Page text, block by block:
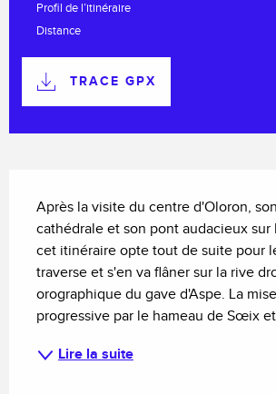
Profil de l’itinéraire
Distance
TRACE GPX
Après la visite du centre d'Oloron,
cathédrale et son pont audacieux sur
cet itinéraire opte tout de suite pour
traverse et s'en va flâner sur la rive
orographique du gave d'Aspe. La
progressive par le hameau de Sœix
Lire la suite